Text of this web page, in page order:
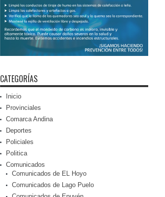
CATEGORÍAS
Inicio
Provinciales
Comarca Andina
Deportes
Policiales
Politica
Comunicados
Comunicados de EL Hoyo
Comunicados de Lago Puelo